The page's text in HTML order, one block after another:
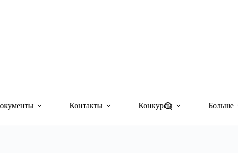
Контакты Конкурсы Больше